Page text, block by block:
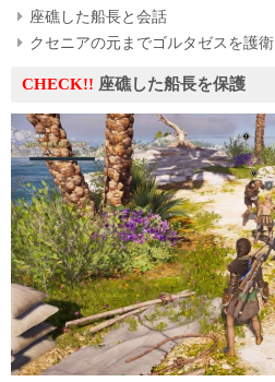
座礁した船長と会話
クセニアの元までゴルタゼスを護衛
CHECK!! 座礁した船長を保護